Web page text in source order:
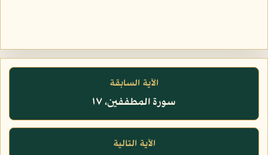
الآية السابقة
سورة المطففين، ١٧
الآية التالية